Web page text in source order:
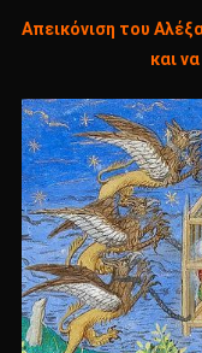
Απεικόνιση του
και